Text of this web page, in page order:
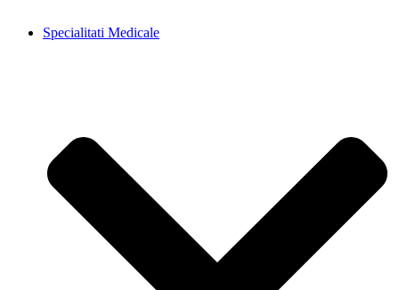
Specialitati Medicale